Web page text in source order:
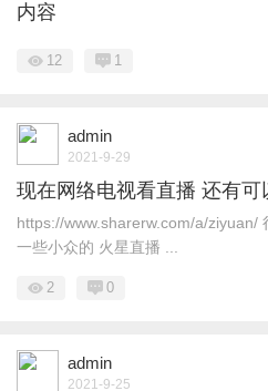
内容
12 1
admin
2021-9-29
现在网络电视看直播 还有可
https://www.sharerw.com/a/ziyuan/
一些小众的 火星直播 ...
2 0
admin
2021-9-25